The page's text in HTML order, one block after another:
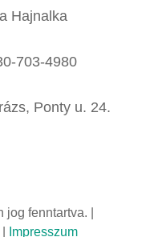
Hajnalka
703-4980
Ponty u. 24.
fenntartva. |
Impresszum